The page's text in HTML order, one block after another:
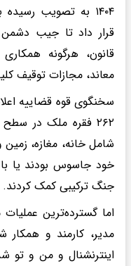
۱۴۰۴ به تصویب
قرار داد تا جیب
قانون، هرگونه
معاند، مجازات توقیف
۲۶۲ فقره ملک در
شامل خانه، مغازه،
خود جاسوس بودند یا
جنگ ترکیبی کمک کردند.
مدیر، کارمند و همکار
اینترنشنال و من و تو